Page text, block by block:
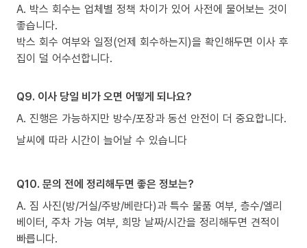
A. 박스 회수는 업체별 정책 차이가 있어 사전에 물어보는 것이
좋습니다.
박스 회수 여부와 일정(언제 회수하는지)을 확인해두면 이사 후
집이 덜 어수선합니다.
Q9. 이사 당일 비가 오면 어떻게 되나요?
A. 진행은 가능하지만 방수/포장과 동선 안전이 더 중요합니다.
날씨에 따라 시간이 늘어날 수 있습니다
Q10. 문의 전에 정리해두면 좋은 정보는?
A. 짐 사진(방/거실/주방/베란다)과 특수 물품 여부, 층수/엘리
베이터, 주차 가능 여부, 희망 날짜/시간을 정리해두면 견적이
빠릅니다.